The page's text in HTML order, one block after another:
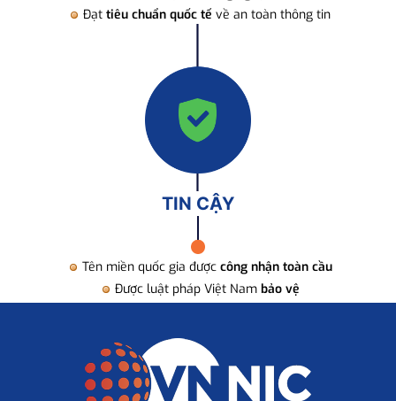
Đạt tiêu chuẩn quốc tế về an toàn thông tin
TIN CẬY
Tên miền quốc gia được công nhận toàn cầu
Được luật pháp Việt Nam bảo vệ